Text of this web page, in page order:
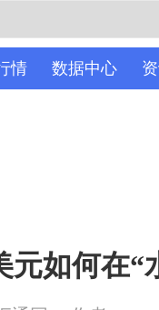
情 数据中心
元如何在“